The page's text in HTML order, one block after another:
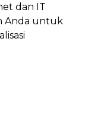
dan IT
Anda untuk